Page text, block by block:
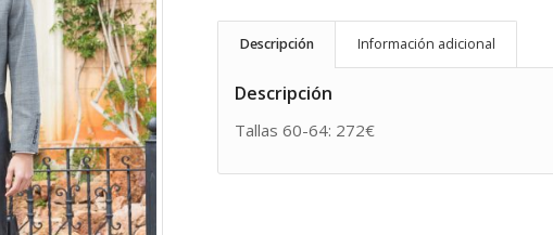
Descripción Información adicional
Descripción
Tallas 60-64: 272€